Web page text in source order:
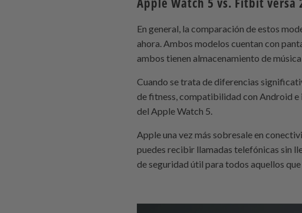
En general, la comparación de estos
ahora. Ambos modelos cuentan con
ambos tienen almacenamiento de
Cuando se trata de diferencias
de fitness, compatibilidad con Android e
del Apple Watch 5.
Apple una vez más sobresale en
puedes recibir llamadas telefónicas sin
de seguridad útil para todos aquellos